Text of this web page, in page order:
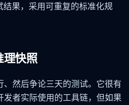
果，采用可重复的标准化规
快照
然后争论三天的测试。它很有
发者实际使用的工具链，但如果